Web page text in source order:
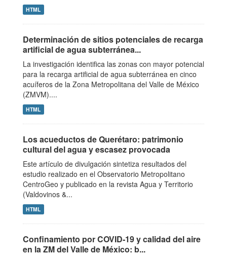
HTML
Determinación de sitios potenciales de recarga
artificial de agua subterránea...
La investigación identifica las zonas con mayor potencial
para la recarga artificial de agua subterránea en cinco
acuíferos de la Zona Metropolitana del Valle de México
(ZMVM)....
HTML
Los acueductos de Querétaro: patrimonio
cultural del agua y escasez provocada
Este artículo de divulgación sintetiza resultados del
estudio realizado en el Observatorio Metropolitano
CentroGeo y publicado en la revista Agua y Territorio
(Valdovinos &...
HTML
Confinamiento por COVID‑19 y calidad del aire
en la ZM del Valle de México: b...